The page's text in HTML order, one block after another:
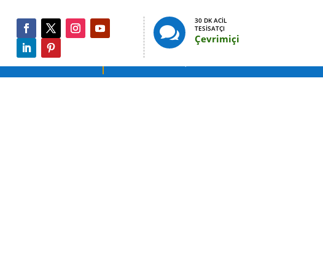

30 DK ACIL
TESISATÇI
Çevrimiçi
arayın servisimiz 30 dk da ayağınıza gelsin.
tesisatınıza kalıcı zarar verebilir.